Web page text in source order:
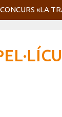
CONCURS «LA